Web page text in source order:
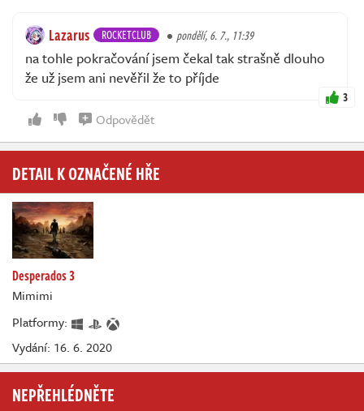
Lazarus ROCKETCLUB pondělí, 6. 7., 11:39
na tohle pokračování jsem čekal tak strašně dlouho
že už jsem ani nevěřil že to příjde
3
Odpovědět
DETAIL K OZNAČENÉ HŘE
Desperados 3
Mimimi
Platformy:
Vydání: 16. 6. 2020
NEPŘEHLÉDNĚTE